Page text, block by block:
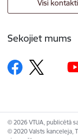
Visi kontakti
Sekojiet mums
© 2026 VTUA, publicētā
© 2020 Valsts kanceleja,